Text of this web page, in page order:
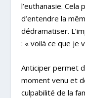
l’euthanasie.
d’entendre la
dédramatiser.
: « voilà ce que je
Anticiper permet
moment venu et
culpabilité de la